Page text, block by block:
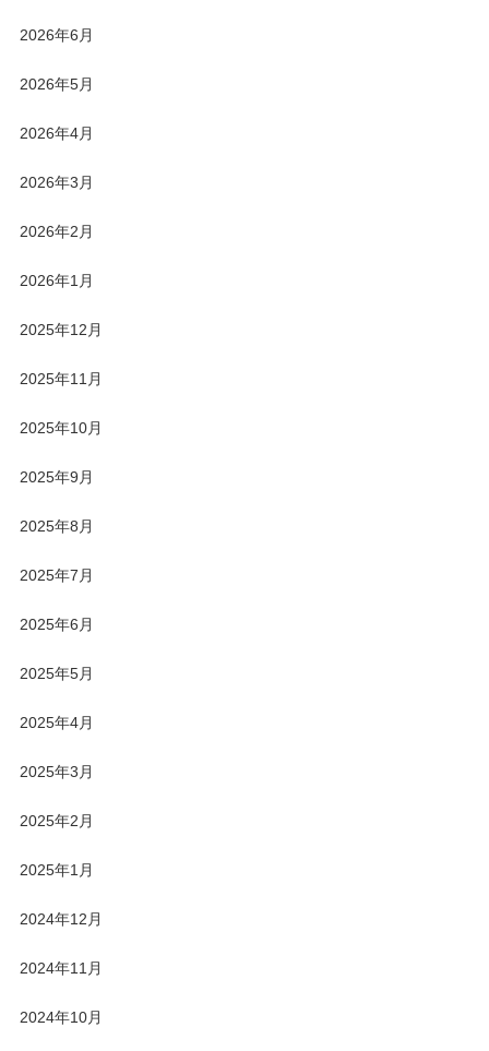
2026年6月
2026年5月
2026年4月
2026年3月
2026年2月
2026年1月
2025年12月
2025年11月
2025年10月
2025年9月
2025年8月
2025年7月
2025年6月
2025年5月
2025年4月
2025年3月
2025年2月
2025年1月
2024年12月
2024年11月
2024年10月